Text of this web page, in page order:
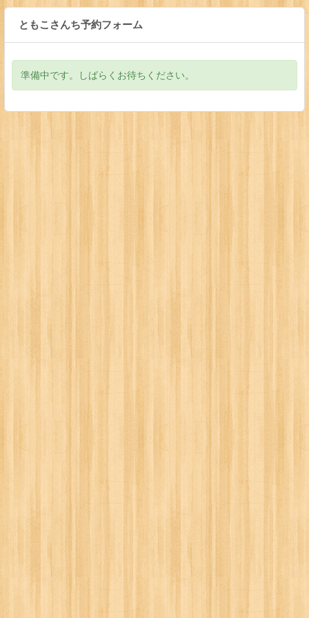
ともこさんち予約フォーム
準備中です。しばらくお待ちください。